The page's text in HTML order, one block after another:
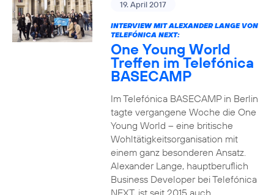
19. April 2017
INTERVIEW MIT ALEXANDER LANGE VON
TELEFÓNICA NEXT:
One Young World
Treffen im Telefónica
BASECAMP
Im Telefónica BASECAMP in Berlin
tagte vergangene Woche die One
Young World – eine britische
Wohltätigkeitsorganisation mit
einem ganz besonderen Ansatz.
Alexander Lange, hauptberuflich
Business Developer bei Telefónica
NEXT, ist seit 2015 auch